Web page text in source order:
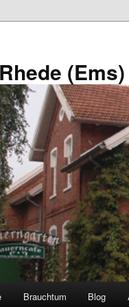
(Ems)
Brauchtum Blog